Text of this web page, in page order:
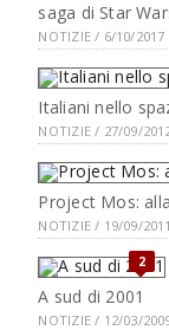
saga di Star
NOTIZIE / 6/10/2017
Italiani nello
NOTIZIE / 27/09/
Project Mos:
NOTIZIE / 19/09/2011
2
A sud di 2001
NOTIZIE / 12/03/